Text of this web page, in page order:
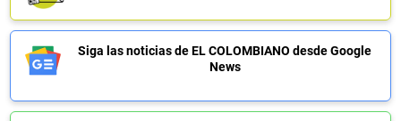
Siga las noticias de EL COLOMBIANO desde Google
News